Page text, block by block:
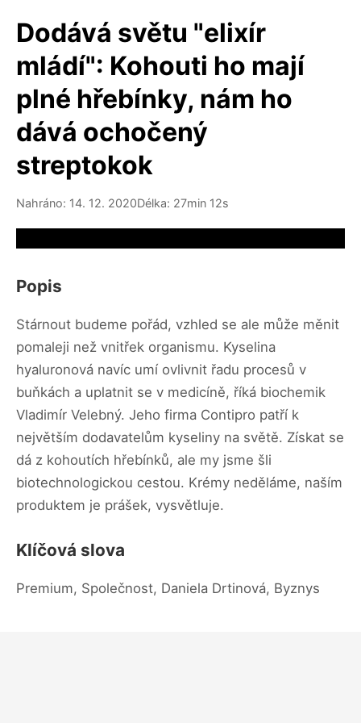
Dodává světu "elixír
mládí": Kohouti ho mají
plné hřebínky, nám ho
dává ochočený
streptokok
Nahráno: 14. 12. 2020Délka: 27min 12s
Popis
Stárnout budeme pořád, vzhled se ale může měnit
pomaleji než vnitřek organismu. Kyselina
hyaluronová navíc umí ovlivnit řadu procesů v
buňkách a uplatnit se v medicíně, říká biochemik
Vladimír Velebný. Jeho firma Contipro patří k
největším dodavatelům kyseliny na světě. Získat se
dá z kohoutích hřebínků, ale my jsme šli
biotechnologickou cestou. Krémy neděláme, naším
produktem je prášek, vysvětluje.
Klíčová slova
Premium, Společnost, Daniela Drtinová, Byznys